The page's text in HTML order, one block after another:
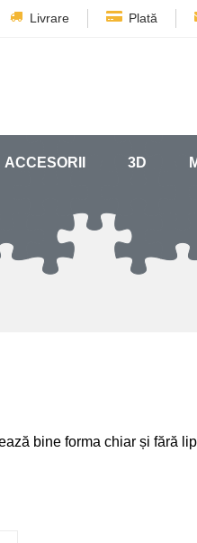
Livrare Plată
ACCESORII 3D
bine forma chiar și fără